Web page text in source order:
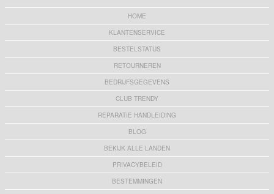
HOME
KLANTENSERVICE
BESTELSTATUS
RETOURNEREN
BEDRIJFSGEGEVENS
CLUB TRENDY
REPARATIE HANDLEIDING
BLOG
BEKIJK ALLE LANDEN
PRIVACYBELEID
BESTEMMINGEN